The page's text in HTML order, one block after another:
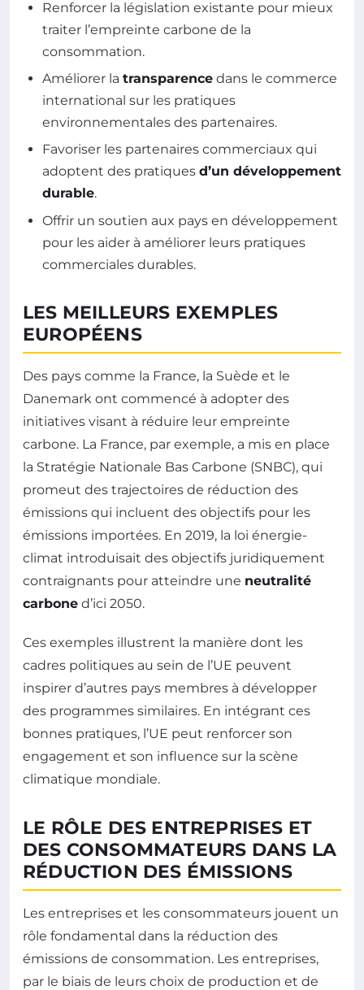
Renforcer la législation existante pour mieux
traiter l’empreinte carbone de la
consommation.
Améliorer la transparence dans le commerce
international sur les pratiques
environnementales des partenaires.
Favoriser les partenaires commerciaux qui
adoptent des pratiques d’un développement
durable.
Offrir un soutien aux pays en développement
pour les aider à améliorer leurs pratiques
commerciales durables.
LES MEILLEURS EXEMPLES
EUROPÉENS
Des pays comme la France, la Suède et le
Danemark ont commencé à adopter des
initiatives visant à réduire leur empreinte
carbone. La France, par exemple, a mis en place
la Stratégie Nationale Bas Carbone (SNBC), qui
promeut des trajectoires de réduction des
émissions qui incluent des objectifs pour les
émissions importées. En 2019, la loi énergie-
climat introduisait des objectifs juridiquement
contraignants pour atteindre une neutralité
carbone d’ici 2050.
Ces exemples illustrent la manière dont les
cadres politiques au sein de l’UE peuvent
inspirer d’autres pays membres à développer
des programmes similaires. En intégrant ces
bonnes pratiques, l’UE peut renforcer son
engagement et son influence sur la scène
climatique mondiale.
LE RÔLE DES ENTREPRISES ET
DES CONSOMMATEURS DANS LA
RÉDUCTION DES ÉMISSIONS
Les entreprises et les consommateurs jouent un
rôle fondamental dans la réduction des
émissions de consommation. Les entreprises,
par le biais de leurs choix de production et de